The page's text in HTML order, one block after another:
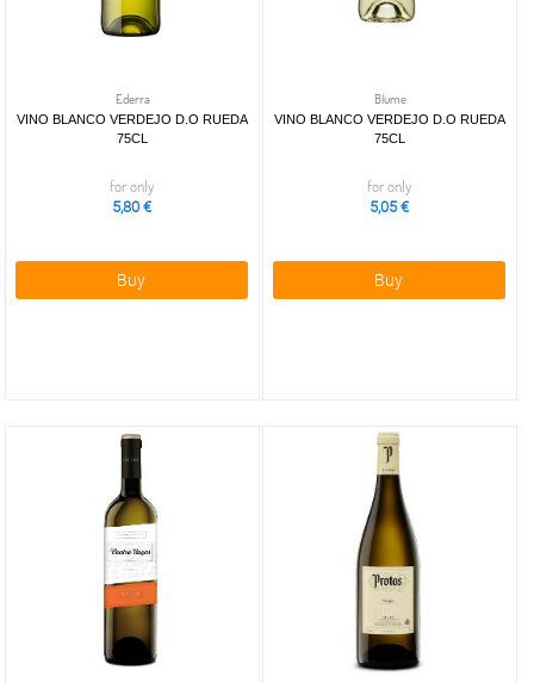
Ederra
VINO BLANCO VERDEJO D.O RUEDA
75CL
for only
5,80 €
Buy
Blume
VINO BLANCO VERDEJO D.O RUEDA
75CL
for only
5,05 €
Buy